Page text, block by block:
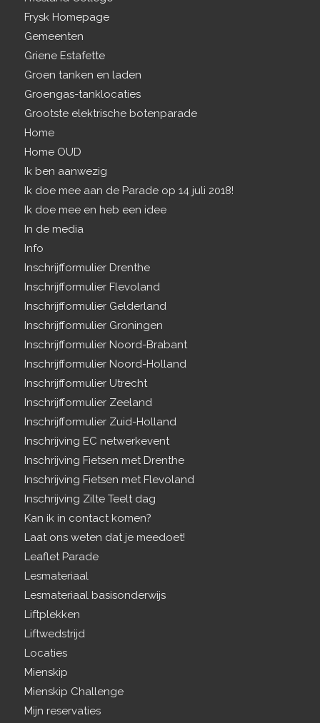
Frysk Homepage
Gemeenten
Griene Estafette
Groen tanken en laden
Groengas-tanklocaties
Grootste elektrische botenparade
Home
Home OUD
Ik ben aanwezig
Ik doe mee aan de Parade op 14 juli 2018!
Ik doe mee en heb een idee
In de media
Info
Inschrijfformulier Drenthe
Inschrijfformulier Flevoland
Inschrijfformulier Gelderland
Inschrijfformulier Groningen
Inschrijfformulier Noord-Brabant
Inschrijfformulier Noord-Holland
Inschrijfformulier Utrecht
Inschrijfformulier Zeeland
Inschrijfformulier Zuid-Holland
Inschrijving EC netwerkevent
Inschrijving Fietsen met Drenthe
Inschrijving Fietsen met Flevoland
Inschrijving Zilte Teelt dag
Kan ik in contact komen?
Laat ons weten dat je meedoet!
Leaflet Parade
Lesmateriaal
Lesmateriaal basisonderwijs
Liftplekken
Liftwedstrijd
Locaties
Mienskip
Mienskip Challenge
Mijn reservaties